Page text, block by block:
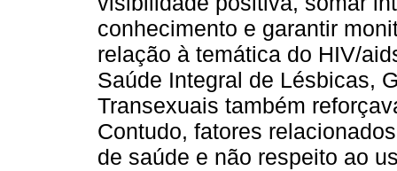
conhecimento e garantir
relação à temática do HIV/
Saúde Integral de Lésbicas,
Transexuais também
Contudo, fatores
de saúde e não respeito ao